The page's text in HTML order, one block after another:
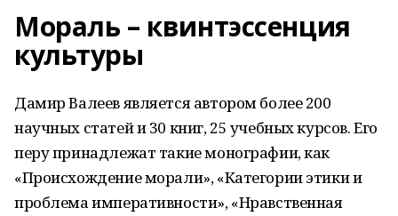
Мораль – квинтэссенция
культуры
Дамир Валеев является автором более 200
научных статей и 30 книг, 25 учебных курсов. Его
перу принадлежат такие монографии, как
«Происхождение морали», «Категории этики и
проблема императивности», «Нравственная